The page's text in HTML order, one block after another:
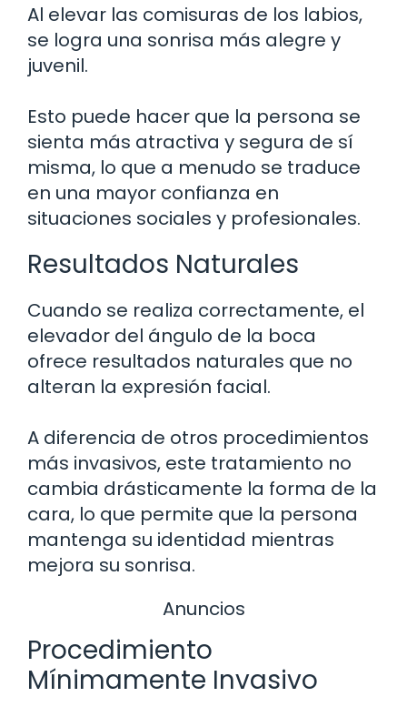
Al elevar las comisuras de los labios,
se logra una sonrisa más alegre y
juvenil.
Esto puede hacer que la persona se
sienta más atractiva y segura de sí
misma, lo que a menudo se traduce
en una mayor confianza en
situaciones sociales y profesionales.
Resultados Naturales
Cuando se realiza correctamente, el
elevador del ángulo de la boca
ofrece resultados naturales que no
alteran la expresión facial.
A diferencia de otros procedimientos
más invasivos, este tratamiento no
cambia drásticamente la forma de la
cara, lo que permite que la persona
mantenga su identidad mientras
mejora su sonrisa.
Anuncios
Procedimiento
Mínimamente Invasivo